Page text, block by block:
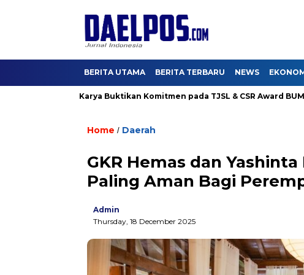
BERITA UTAMA BERITA TERBARU NEWS
Hutama Karya Buktikan Komitmen pada TJSL & CSR Award BUMN
Home / Daerah
GKR Hemas dan
Paling Aman Bagi
Admin
Thursday, 18 December 2025